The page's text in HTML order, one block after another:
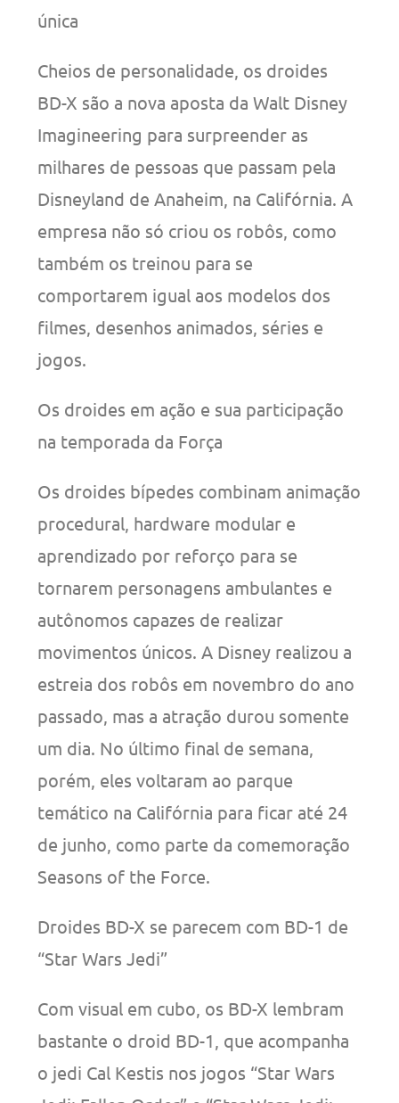
única
Cheios de personalidade, os droides
BD-X são a nova aposta da Walt Disney
Imagineering para surpreender as
milhares de pessoas que passam pela
Disneyland de Anaheim, na Califórnia. A
empresa não só criou os robôs, como
também os treinou para se
comportarem igual aos modelos dos
filmes, desenhos animados, séries e
jogos.
Os droides em ação e sua participação
na temporada da Força
Os droides bípedes combinam animação
procedural, hardware modular e
aprendizado por reforço para se
tornarem personagens ambulantes e
autônomos capazes de realizar
movimentos únicos. A Disney realizou a
estreia dos robôs em novembro do ano
passado, mas a atração durou somente
um dia. No último final de semana,
porém, eles voltaram ao parque
temático na Califórnia para ficar até 24
de junho, como parte da comemoração
Seasons of the Force.
Droides BD-X se parecem com BD-1 de
“Star Wars Jedi”
Com visual em cubo, os BD-X lembram
bastante o droid BD-1, que acompanha
o jedi Cal Kestis nos jogos “Star Wars